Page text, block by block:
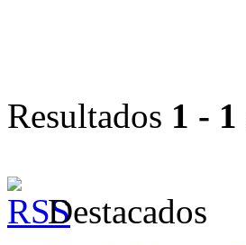
Resultados 1 - 1
Destacados